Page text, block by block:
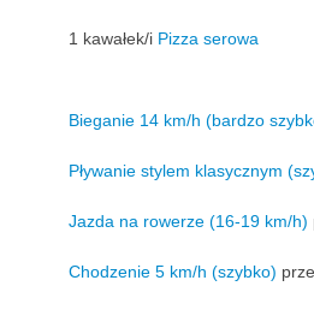
1 kawałek/i Pizza serowa
Bieganie 14 km/h (bardzo
Pływanie stylem klasycznym
Jazda na rowerze (16-19 km/h)
Chodzenie 5 km/h (szybko)